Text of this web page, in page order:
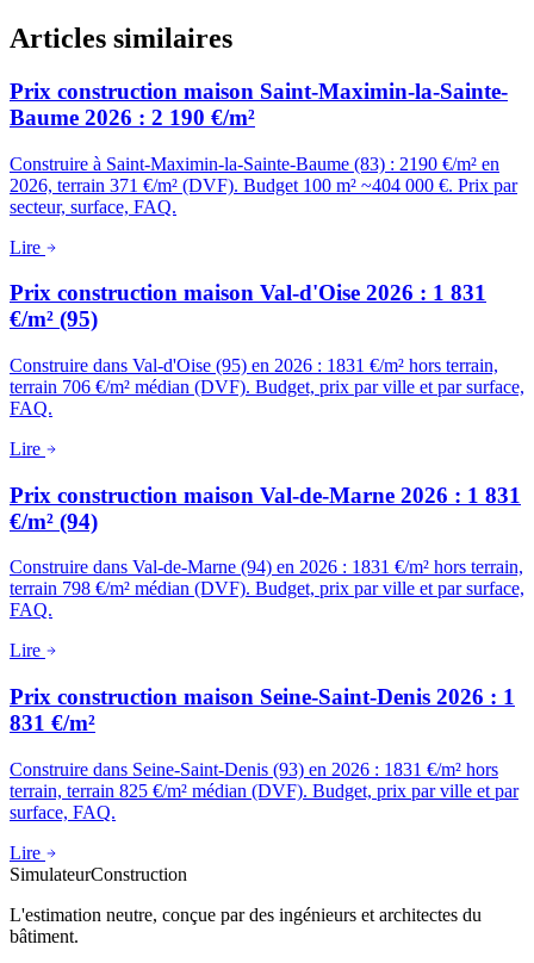
Articles similaires
Prix construction maison Saint-Maximin-la-Sainte-
Baume 2026 : 2 190 €/m²
Construire à Saint-Maximin-la-Sainte-Baume (83) : 2190 €/m² en
2026, terrain 371 €/m² (DVF). Budget 100 m² ~404 000 €. Prix par
secteur, surface, FAQ.
Lire
Prix construction maison Val-d'Oise 2026 : 1 831
€/m² (95)
Construire dans Val-d'Oise (95) en 2026 : 1831 €/m² hors terrain,
terrain 706 €/m² médian (DVF). Budget, prix par ville et par surface,
FAQ.
Lire
Prix construction maison Val-de-Marne 2026 : 1 831
€/m² (94)
Construire dans Val-de-Marne (94) en 2026 : 1831 €/m² hors terrain,
terrain 798 €/m² médian (DVF). Budget, prix par ville et par surface,
FAQ.
Lire
Prix construction maison Seine-Saint-Denis 2026 : 1
831 €/m²
Construire dans Seine-Saint-Denis (93) en 2026 : 1831 €/m² hors
terrain, terrain 825 €/m² médian (DVF). Budget, prix par ville et par
surface, FAQ.
Lire
SimulateurConstruction
L'estimation neutre, conçue par des ingénieurs et architectes du
bâtiment.